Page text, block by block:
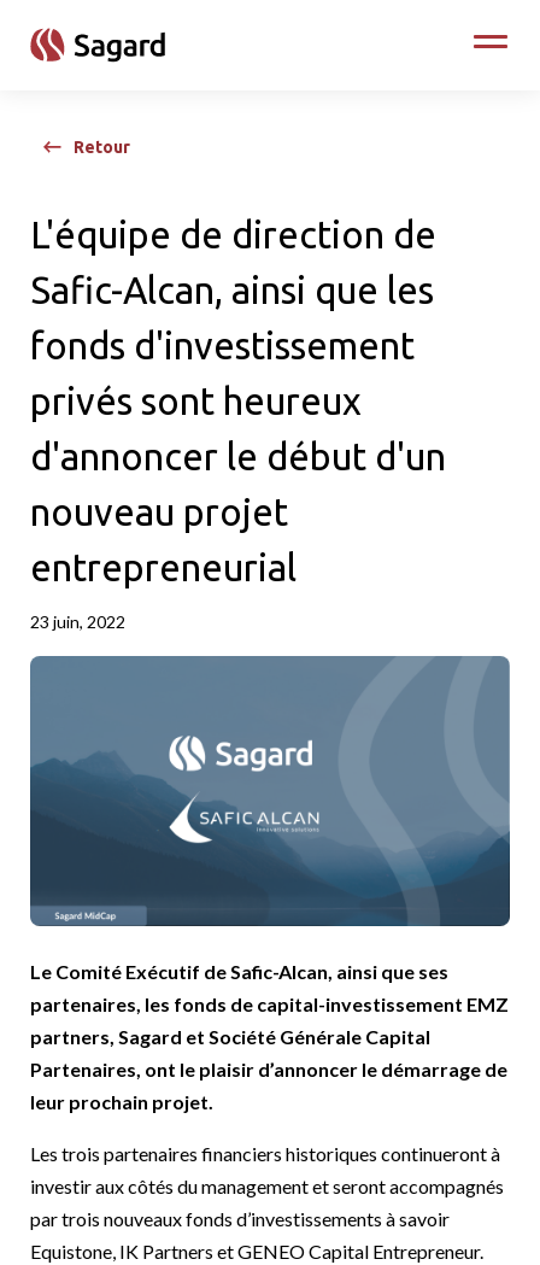
Toggle
Retour
L'équipe de direction de
Safic-Alcan, ainsi que les
fonds d'investissement
privés sont heureux
d'annoncer le début d'un
nouveau projet
entrepreneurial
23 juin, 2022
Le Comité Exécutif de Safic-Alcan, ainsi que ses
partenaires, les fonds de capital-investissement EMZ
partners, Sagard et Société Générale Capital
Partenaires, ont le plaisir d’annoncer le démarrage de
leur prochain projet.
Les trois partenaires financiers historiques continueront à
investir aux côtés du management et seront accompagnés
par trois nouveaux fonds d’investissements à savoir
Equistone, IK Partners et GENEO Capital Entrepreneur.